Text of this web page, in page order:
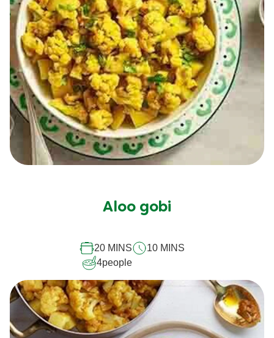
Aucune
pour
recipe
Aloo gobi
20 MINS
10 MINS
4people